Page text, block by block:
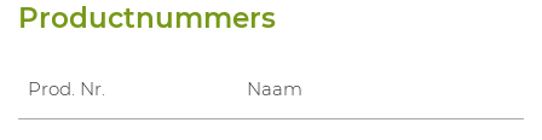
Productnummers
Prod. Nr. Naam